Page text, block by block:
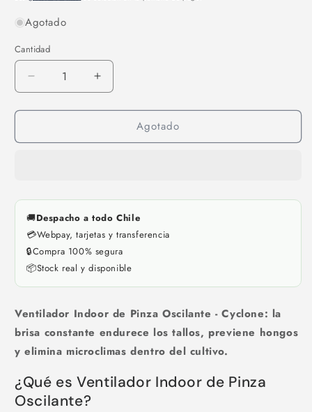
Agotado
Cantidad
Reducir
cantidad
para
Indoor
-
Cyclone
Aumentar
cantidad
para
Ventilador
Indoor
-
Cyclone
Agotado
🚚Despacho a todo Chile
💳Webpay, tarjetas y transferencia
🔒Compra 100% segura
📦Stock real y disponible
Ventilador Indoor de Pinza Oscilante - Cyclone: la
brisa constante endurece los tallos, previene hongos
y elimina microclimas dentro del cultivo.
¿Qué es Ventilador Indoor de Pinza
Oscilante?